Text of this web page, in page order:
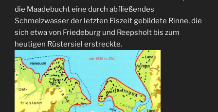
die Maadebucht eine durch abfließendes
Schmelzwasser der letzten Eiszeit gebildete Rinne, die
sich etwa von Friedeburg und Reepsholt bis zum
heutigen Rüstersiel erstreckte.